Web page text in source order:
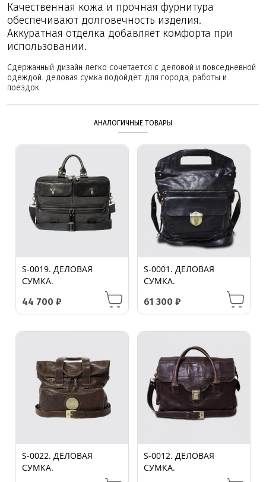
Качественная кожа и прочная фурнитура
обеспечивают долговечность изделия.
Аккуратная отделка добавляет комфорта при
использовании.
Сдержанный дизайн легко сочетается с деловой и повседневной
одеждой. деловая сумка подойдёт для города, работы и
поездок.
АНАЛОГИЧНЫЕ ТОВАРЫ
S-0019. ДЕЛОВАЯ
СУМКА.
44 700₽
S-0001. ДЕЛОВАЯ
СУМКА.
61 300 ₽
S-0022. ДЕЛОВАЯ
СУМКА.
S-0012. ДЕЛОВАЯ
СУМКА.